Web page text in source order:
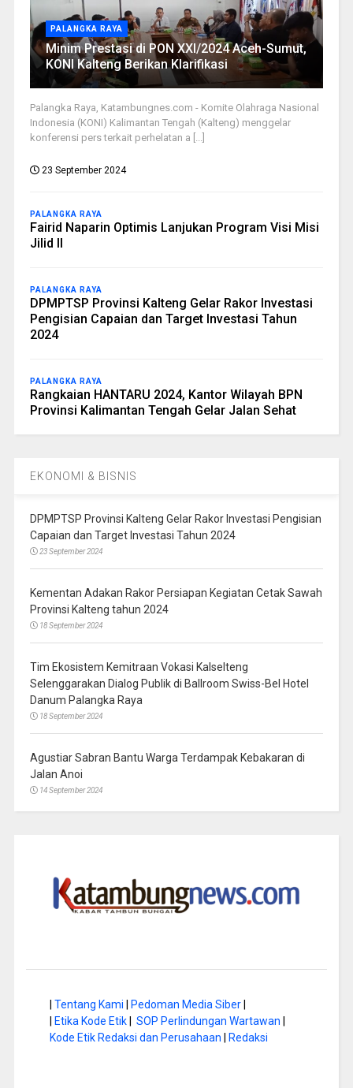
PALANGKA RAYA
Minim Prestasi di PON XXI/2024 Aceh-Sumut,
KONI Kalteng Berikan Klarifikasi
Palangka Raya, Katambungnes.com - Komite Olahraga Nasional
Indonesia (KONI) Kalimantan Tengah (Kalteng) menggelar
konferensi pers terkait perhelatan a [...]
23 September 2024
PALANGKA RAYA
Fairid Naparin Optimis Lanjukan Program Visi Misi
Jilid II
PALANGKA RAYA
DPMPTSP Provinsi Kalteng Gelar Rakor Investasi
Pengisian Capaian dan Target Investasi Tahun
2024
PALANGKA RAYA
Rangkaian HANTARU 2024, Kantor Wilayah BPN
Provinsi Kalimantan Tengah Gelar Jalan Sehat
EKONOMI & BISNIS
DPMPTSP Provinsi Kalteng Gelar Rakor Investasi Pengisian
Capaian dan Target Investasi Tahun 2024
23 September 2024
Kementan Adakan Rakor Persiapan Kegiatan Cetak Sawah
Provinsi Kalteng tahun 2024
18 September 2024
Tim Ekosistem Kemitraan Vokasi Kalselteng
Selenggarakan Dialog Publik di Ballroom Swiss-Bel Hotel
Danum Palangka Raya
18 September 2024
Agustiar Sabran Bantu Warga Terdampak Kebakaran di
Jalan Anoi
14 September 2024
Tentang Kami Pedoman Media Siber|
Etika Kode Etik| SOP Perlindungan Wartawan
Kode Etik Redaksi dan Perusahaan
Redaksi